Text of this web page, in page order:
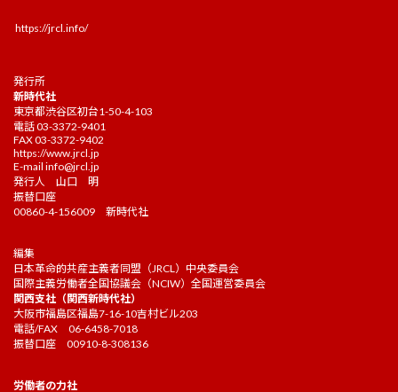
https://jrcl.info/
発行所
新時代社
東京都渋谷区初台1-50-4-103
電話 03-3372-9401
FAX 03-3372-9402
https://www.jrcl.jp
E-mail info@jrcl.jp
発行人 山口 明
振替口座
00860-4-156009 新時代社
編集
日本革命的共産主義者同盟（JRCL）中央委員会
国際主義労働者全国協議会（NCIW）全国運営委員会
関西支社（関西新時代社）
大阪市福島区福島7-16-10吉村ビル203
電話/FAX 06-6458-7018
振替口座 00910-8-308136
労働者の力社